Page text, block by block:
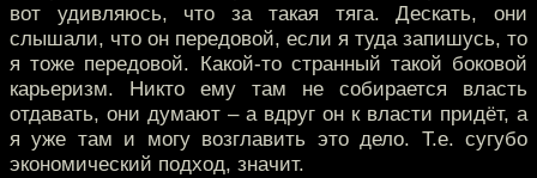
вот удивляюсь, что за такая тяга. Дескать, они
слышали, что он передовой, если я туда запишусь, то
я тоже передовой. Какой-то странный такой боковой
карьеризм. Никто ему там не собирается власть
отдавать, они думают – а вдруг он к власти придёт, а
я уже там и могу возглавить это дело. Т.е. сугубо
экономический подход, значит.